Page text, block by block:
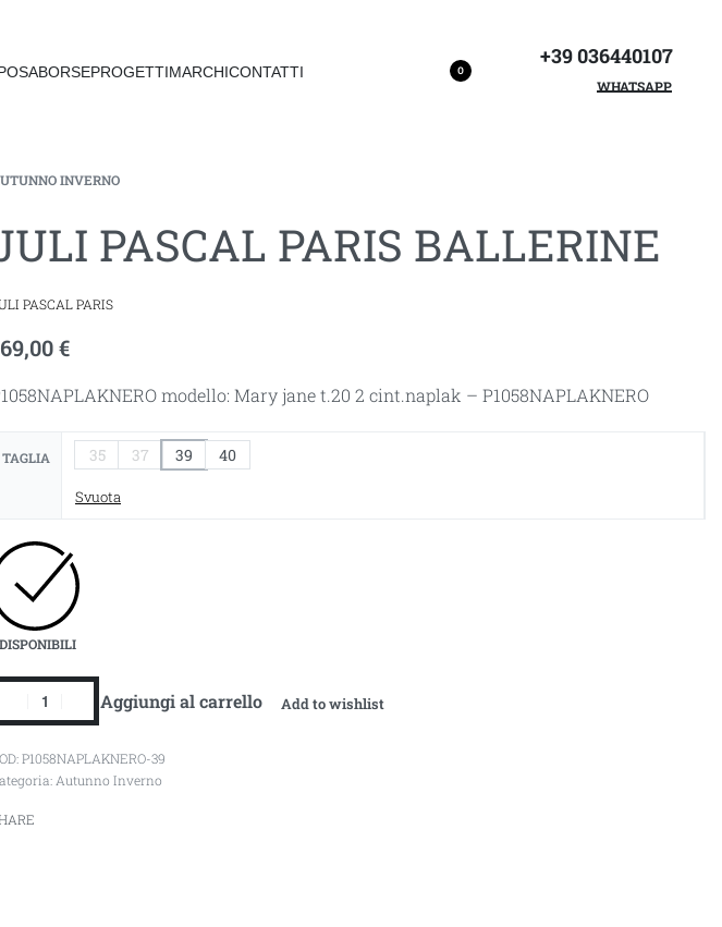
BORSEPROGETTIMARCHICONTATTI 0
+39 036440107
WHATSAPP
INVERNO
PASCAL PARIS BALLERINE
PASCAL PARIS
€
modello: Mary jane t.20 2 cint.naplak – P1058NAPLAKNERO
TAGLIA 35 37 39 40
Svuota
Aggiungi al carrello Add to wishlist
P1058NAPLAKNERO-39
Autunno Inverno